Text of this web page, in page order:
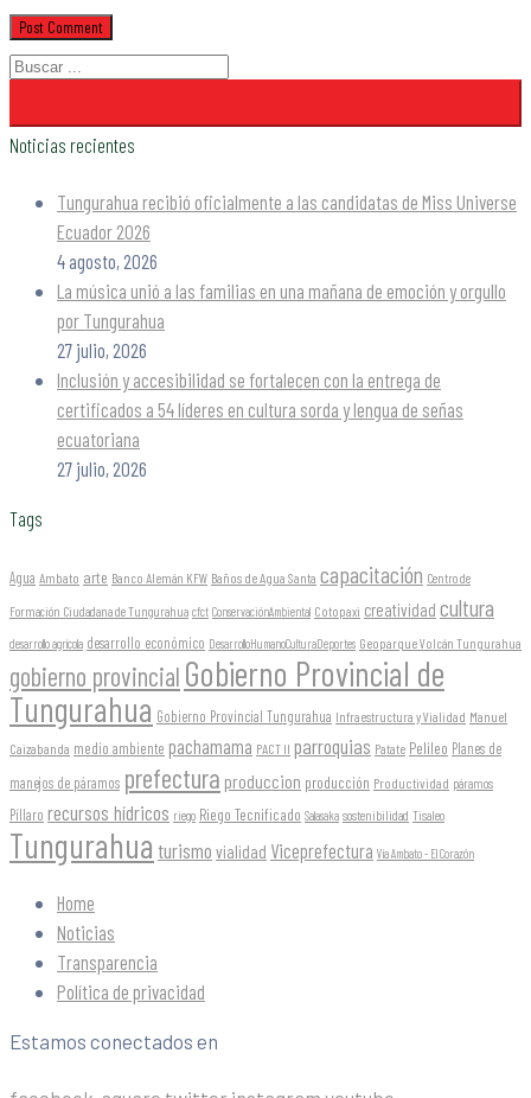
Noticias recientes
Tungurahua recibió oficialmente a las candidatas de Miss Universe
Ecuador 2026
4 agosto, 2026
La música unió a las familias en una mañana de emoción y orgullo
por Tungurahua
27 julio, 2026
Inclusión y accesibilidad se fortalecen con la entrega de
certificados a 54 líderes en cultura sorda y lengua de señas
ecuatoriana
27 julio, 2026
Tags
Agua Ambato arte Banco Alemán KFW Baños de Agua Santa capacitación Centro de
Formación Ciudadana de Tungurahua cfct ConservaciónAmbiental Cotopaxi creatividad cultura
desarrollo agrícola desarrollo económico DesarrolloHumanoCulturaDeportes Geoparque Volcán Tungurahua
gobierno provincial Gobierno Provincial de
Tungurahua Gobierno Provincial Tungurahua Infraestructura y Vialidad Manuel
Caizabanda medio ambiente pachamama PACT II parroquias Patate Pelileo Planes de
manejos de páramos prefectura produccion producción Productividad páramos
Píllaro recursos hídricos riego Riego Tecnificado Salasaka sostenibilidad Tisaleo
Tungurahua turismo vialidad Viceprefectura Vía Ambato - El Corazón
Home
Noticias
Transparencia
Política de privacidad
Estamos conectados en